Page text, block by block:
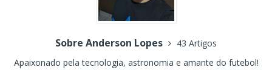
Sobre Anderson Lopes
43 Artigos
Apaixonado pela tecnologia, astronomia e amante do futebol!